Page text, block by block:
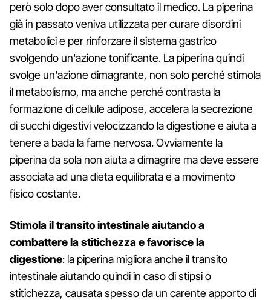
però solo dopo aver consultato il medico. La piperina
già in passato veniva utilizzata per curare disordini
metabolici e per rinforzare il sistema gastrico
svolgendo un'azione tonificante. La piperina quindi
svolge un'azione dimagrante, non solo perché stimola
il metabolismo, ma anche perché contrasta la
formazione di cellule adipose, accelera la secrezione
di succhi digestivi velocizzando la digestione e aiuta a
tenere a bada la fame nervosa. Ovviamente la
piperina da sola non aiuta a dimagrire ma deve essere
associata ad una dieta equilibrata e a movimento
fisico costante.
Stimola il transito intestinale aiutando a
combattere la stitichezza e favorisce la
digestione: la piperina migliora anche il transito
intestinale aiutando quindi in caso di stipsi o
stitichezza, causata spesso da un carente apporto di